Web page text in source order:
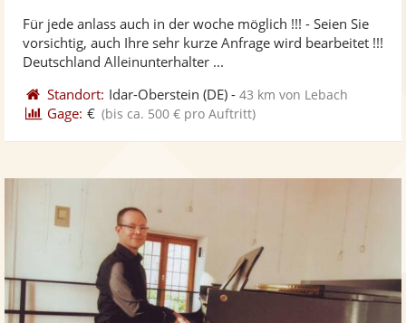
Fotos
5
Für jede anlass auch in der woche möglich !!! - Seien Sie
vorsichtig, auch Ihre sehr kurze Anfrage wird bearbeitet !!!
Deutschland Alleinunterhalter ...
Standort: Idar-Oberstein (DE) -43 km von Lebach
Gage: € (bis ca. 500 € pro Auftritt)